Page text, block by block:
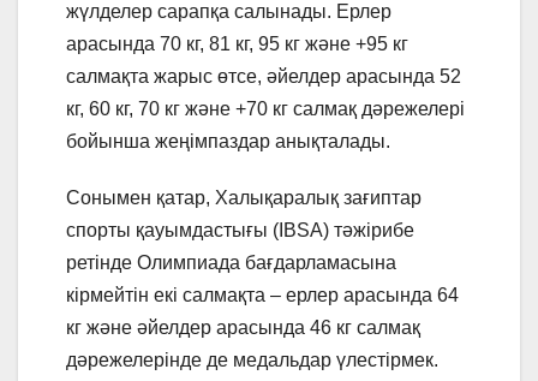
жүлделер сарапқа салынады. Ерлер
арасында 70 кг, 81 кг, 95 кг және +95 кг
салмақта жарыс өтсе, әйелдер арасында 52
кг, 60 кг, 70 кг және +70 кг салмақ дәрежелері
бойынша жеңімпаздар анықталады.
Сонымен қатар, Халықаралық зағиптар
спорты қауымдастығы (IBSA) тәжірибе
ретінде Олимпиада бағдарламасына
кірмейтін екі салмақта – ерлер арасында 64
кг және әйелдер арасында 46 кг салмақ
дәрежелерінде де медальдар үлестірмек.